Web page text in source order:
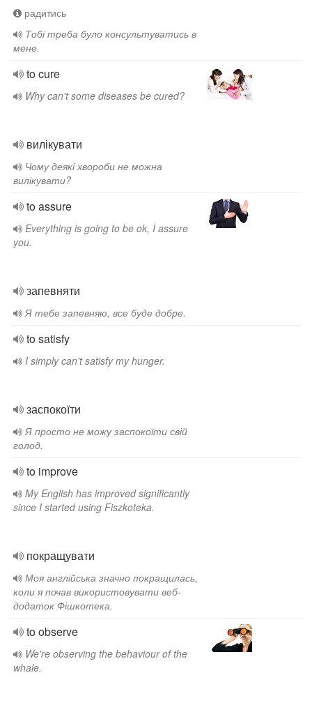
радитись
Тобі треба було консультуватись в
мене.
to cure
Why can't some diseases be cured?
вилікувати
Чому деякі хвороби не можна
вилікувати?
to assure
Everything is going to be ok, I assure
you.
запевняти
Я тебе запевняю, все буде добре.
to satisfy
I simply can't satisfy my hunger.
заспокоїти
Я просто не можу заспокоїти свій
голод.
to improve
My English has improved significantly
since I started using Fiszkoteka.
покращувати
Моя англійська значно покращилась,
коли я почав використовувати веб-
додаток Фішкотека.
to observe
We're observing the behaviour of the
whale.